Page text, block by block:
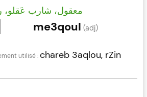
معقول، شارب عَقلو،
me3qoul (adj)
chareb 3aqlou, rZin